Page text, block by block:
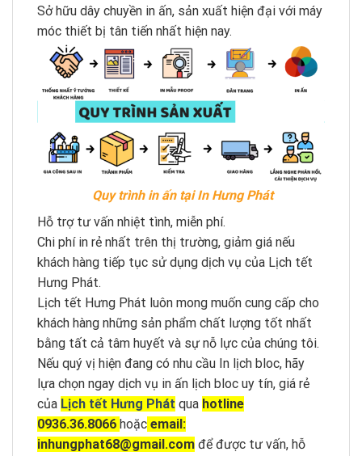
Sở hữu dây chuyền in ấn, sản xuất hiện đại với máy
móc thiết bị tân tiến nhất hiện nay.
Quy trình in ấn tại In Hưng Phát
Hỗ trợ tư vấn nhiệt tình, miễn phí.
Chi phí in rẻ nhất trên thị trường, giảm giá nếu
khách hàng tiếp tục sử dụng dịch vụ của Lịch tết
Hưng Phát.
Lịch tết Hưng Phát luôn mong muốn cung cấp cho
khách hàng những sản phẩm chất lượng tốt nhất
bằng tất cả tâm huyết và sự nỗ lực của chúng tôi.
Nếu quý vị hiện đang có nhu cầu In lịch bloc, hãy
lựa chọn ngay dịch vụ in ấn lịch bloc uy tín, giá rẻ
của Lịch tết Hưng Phát qua hotline
0936.36.8066 hoặc email:
inhungphat68@gmail.com để được tư vấn, hỗ